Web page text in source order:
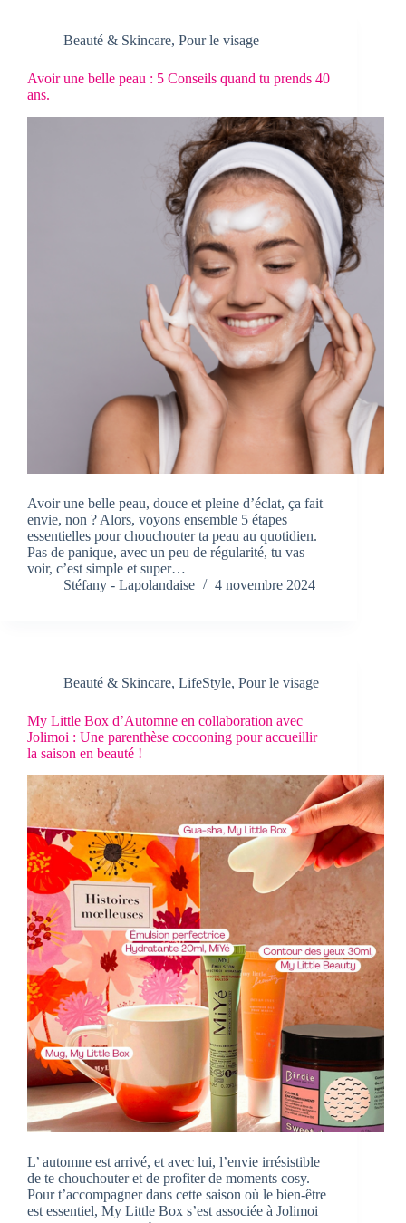
Beauté & Skincare, Pour le visage
Avoir une belle peau : 5 Conseils quand tu prends 40
ans.
Avoir une belle peau, douce et pleine d’éclat, ça fait
envie, non ? Alors, voyons ensemble 5 étapes
essentielles pour chouchouter ta peau au quotidien.
Pas de panique, avec un peu de régularité, tu vas
voir, c’est simple et super…
Stéfany - Lapolandaise
4 novembre 2024
Beauté & Skincare, LifeStyle, Pour le visage
My Little Box d’Automne en collaboration avec
Jolimoi : Une parenthèse cocooning pour accueillir
la saison en beauté !
L’ automne est arrivé, et avec lui, l’envie irrésistible
de te chouchouter et de profiter de moments cosy.
Pour t’accompagner dans cette saison où le bien-être
est essentiel, My Little Box s’est associée à Jolimoi